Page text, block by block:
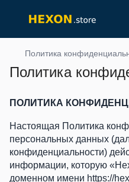
Политика
Политика
ПОЛИТИКА
Настоящая Политика
персональных данных
конфиденциальности)
информации, которую
доменном имени https://